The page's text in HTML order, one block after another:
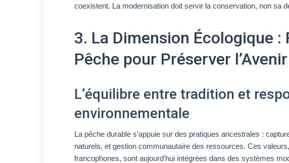
coexistent. La modernisation doit servir la conservation, non sa
3. La Dimension Écologique :
Pêche pour Préserver l’Avenir
L’équilibre entre tradition et
environnementale
La pêche durable s’appuie sur des pratiques ancestrales :
naturels, et gestion communautaire des ressources. Ces
francophones, sont aujourd’hui intégrées dans des systèmes